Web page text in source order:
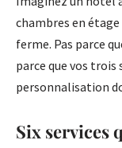
chambres en
ferme. Pas parce
parce que vos
personnalisation
Six services